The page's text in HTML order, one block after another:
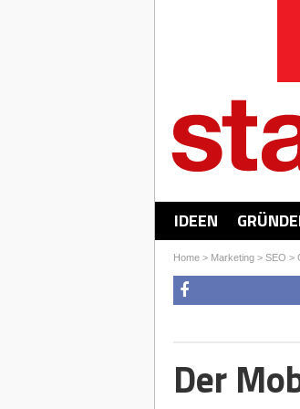
IDEEN
Home> Marketing> SEO >
Der